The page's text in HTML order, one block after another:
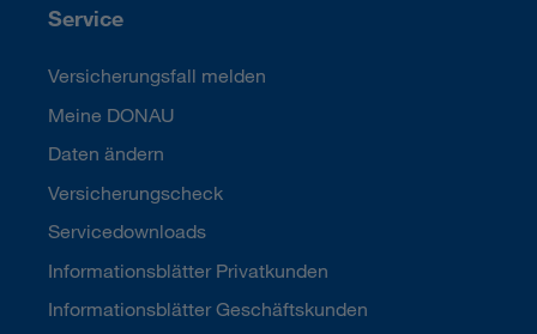
Service
Versicherungsfall melden
Meine DONAU
Daten ändern
Versicherungscheck
Servicedownloads
Informationsblätter Privatkunden
Informationsblätter Geschäftskunden